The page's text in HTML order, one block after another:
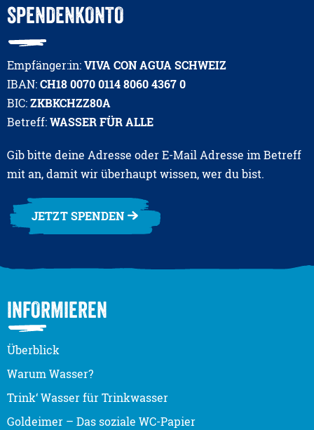
SPENDENKONTO
Empfänger:in:VIVA CON AGUA SCHWEIZ
IBAN:CH18 0070 0114 8060 4367 0
BIC:ZKBKCHZZ80A
Betreff:WASSER FÜR ALLE
Gib bitte deine Adresse oder E-Mail Adresse im Betreff
mit an, damit wir überhaupt wissen, wer du bist.
JETZT SPENDEN
INFORMIEREN
Überblick
Warum Wasser?
Trink‘ Wasser für Trinkwasser
Goldeimer – Das soziale WC-Papier